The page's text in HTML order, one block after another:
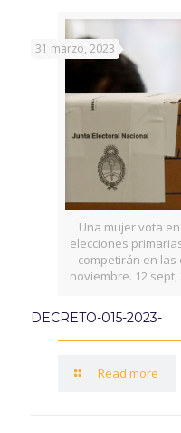
Una mujer vota
elecciones
competirán en las
noviembre. 12 sept,
31 marzo, 2023
DECRETO-015-2023-
Read more